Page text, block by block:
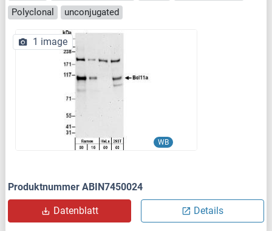
Polyclonal
unconjugated
WB
1 image
Produktnummer ABIN7450024
Datenblatt Details